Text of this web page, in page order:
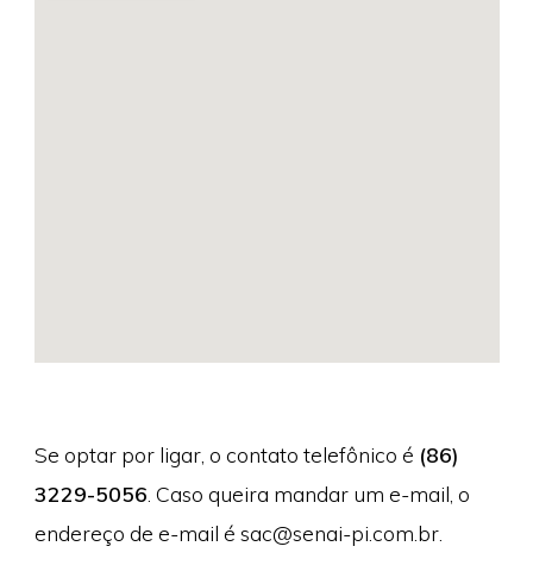
Se optar por ligar, o contato telefônico é (86)
3229-5056 . Caso queira mandar um e-mail, o
endereço de e-mail é sac@senai-pi.com.br.